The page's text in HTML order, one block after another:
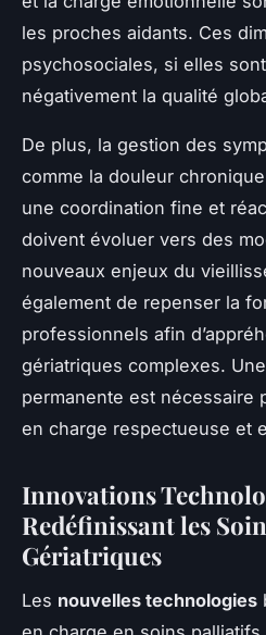
les proches aidants. Ces
psychosociales, si elles
négativement la qualité
De plus, la gestion des
comme la douleur
une coordination fine et
doivent évoluer vers des
nouveaux enjeux du
également de repenser la
professionnels afin
gériatriques complexes.
permanente est nécessaire
en charge respectueuse et
Innovations
Redéfinissant les
Gériatriques
Les nouvelles technologies